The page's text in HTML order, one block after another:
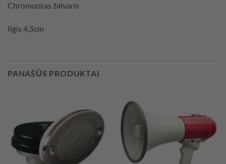
Chromuotas žalvaris
Ilgis 4,5cm
PANAŠŪS PRODUKTAI